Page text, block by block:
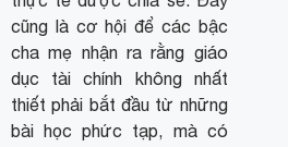
cũng là cơ hội để các bậc
cha mẹ nhận ra rằng giáo
dục tài chính không nhất
thiết phải bắt đầu từ những
bài học phức tạp, mà có